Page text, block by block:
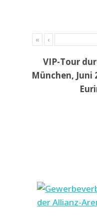
« ‹
VIP-Tour
München, Juni